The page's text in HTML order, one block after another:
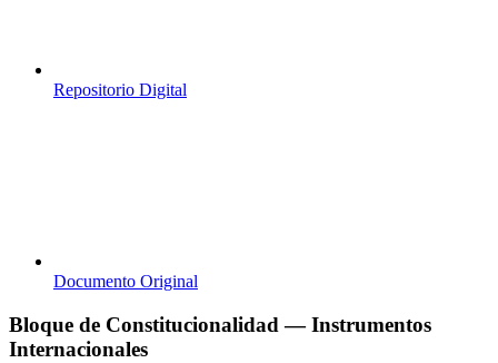
Repositorio Digital
Documento Original
Bloque de Constitucionalidad — Instrumentos
Internacionales